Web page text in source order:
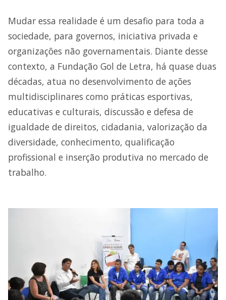
Mudar essa realidade é um desafio para toda a
sociedade, para governos, iniciativa privada e
organizações não governamentais. Diante desse
contexto, a Fundação Gol de Letra, há quase duas
décadas, atua no desenvolvimento de ações
multidisciplinares como práticas esportivas,
educativas e culturais, discussão e defesa de
igualdade de direitos, cidadania, valorização da
diversidade, conhecimento, qualificação
profissional e inserção produtiva no mercado de
trabalho.